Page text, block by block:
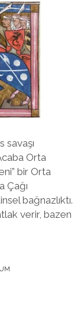
savaşı
Orta
bir Orta
Çağı
bağnazlıktı.
verir, bazen